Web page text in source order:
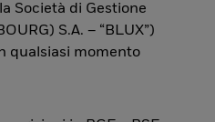
Società di Gestione
S.A. – “BLUX”)
qualsiasi momento